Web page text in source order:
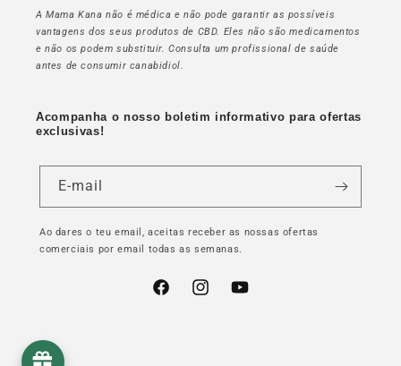
A Mama Kana não é médica e não pode garantir as possíveis
vantagens dos seus produtos de CBD. Eles não são medicamentos
e não os podem substituir. Consulta um profissional de saúde
antes de consumir canabidiol.
Acompanha o nosso boletim informativo para ofertas
exclusivas!
E-mail
Ao dares o teu email, aceitas receber as nossas ofertas
comerciais por email todas as semanas.
FacebookInstagramYouTube